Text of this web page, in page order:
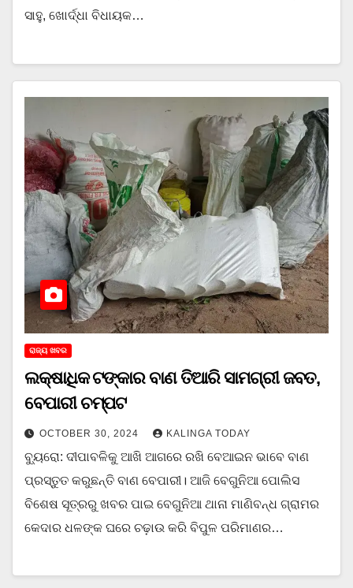
ସାହୁ, ଖୋର୍ଦ୍ଧା ବିଧାୟକ…
ରାଜ୍ୟ ଖବର
ଲକ୍ଷାଧିକ ଟଙ୍କାର ବାଣ ତିଆରି ସାମଗ୍ରୀ ଜବତ,
ବେପାରୀ ଚମ୍ପଟ
OCTOBER 30, 2024 KALINGA TODAY
ବ୍ୟୁରୋ: ଦୀପାବଳିକୁ ଆଖି ଆଗରେ ରଖି ବେଆଇନ ଭାବେ ବାଣ
ପ୍ରସ୍ତୁତ କରୁଛନ୍ତି ବାଣ ବେପାରୀ। ଆଜି ବେଗୁନିଆ ପୋଲିସ
ବିଶେଷ ସୂତ୍ରରୁ ଖବର ପାଇ ବେଗୁନିଆ ଥାନା ମାଣିବନ୍ଧ ଗ୍ରାମର
କେଦାର ଧଳଙ୍କ ଘରେ ଚଢ଼ାଉ କରି ବିପୁଳ ପରିମାଣର…